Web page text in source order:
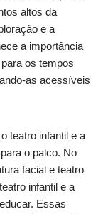
altos da
e a
a importância
os tempos
as acessíveis
teatro infantil e a
o palco. No
facial e teatro
infantil e a
Essas